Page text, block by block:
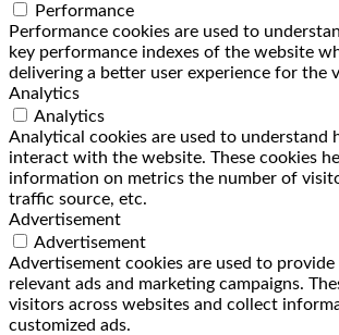
Performance
Performance cookies are used to
key performance indexes of the website
delivering a better user experience for the
Analytics
Analytics
Analytical cookies are used to understand
interact with the website. These cookies
information on metrics the number of
traffic source, etc.
Advertisement
Advertisement
Advertisement cookies are used to
relevant ads and marketing campaigns.
visitors across websites and collect
customized ads.